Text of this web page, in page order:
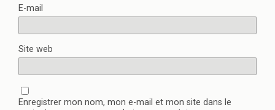
E-mail
Site web
Enregistrer mon nom, mon e-mail et mon site dans le